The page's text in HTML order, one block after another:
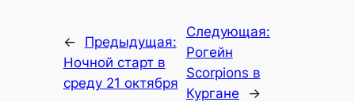
←
Предыдущая:
Ночной старт в
среду 21 октября
Следующая:
Рогейн
Scorpions в
Кургане
→